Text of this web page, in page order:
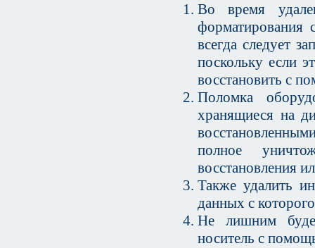
Во время
форматирования
всегда следует
поскольку если
восстановить с
Поломка
хранящиеся на
полное
восстановления
Также удалить
данных с
Не лишним
носитель с